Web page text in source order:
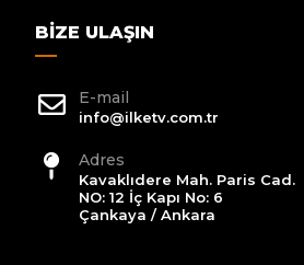
BIZE ULAŞIN
E-mail
info@ilketv.com.tr
Adres
Kavaklıdere Mah. Paris Cad.
NO: 12 İç Kapı No: 6
Çankaya / Ankara